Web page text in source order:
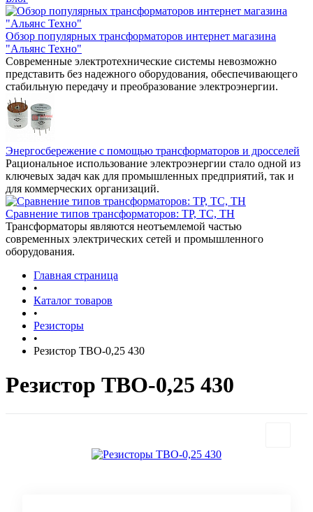
Обзор популярных трансформаторов интернет магазина
"Альянс Техно"
Современные электротехнические системы невозможно
представить без надежного оборудования, обеспечивающего
стабильную передачу и преобразование электроэнергии.
Энергосбережение с помощью трансформаторов и дросселей
Рациональное использование электроэнергии стало одной из
ключевых задач как для промышленных предприятий, так и
для коммерческих организаций.
Сравнение типов трансформаторов: ТР, ТС, ТН
Трансформаторы являются неотъемлемой частью
современных электрических сетей и промышленного
оборудования.
Главная страница
•
Каталог товаров
•
Резисторы
•
Резистор ТВО-0,25 430
Резистор ТВО-0,25 430